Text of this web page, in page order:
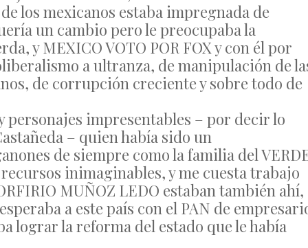
los mexicanos estaba impregnada de
un cambio pero le preocupaba la
y MEXICO VOTO POR FOX y con él por
a ultranza, de manipulación de
de corrupción creciente y sobre todo de
personajes impresentables – por decir lo
– quien había sido un
de siempre como la familia del
inimaginables, y me cuesta trabajo
MUÑOZ LEDO estaban también ahí,
a este país con el PAN de
lograr la reforma del estado que le había